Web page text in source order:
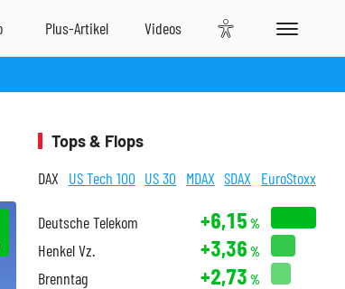
Tops & Flops
DAX US Tech 100 US 30 MDAX SDAX EuroStoxx
Deutsche Telekom +6,15 %
Henkel Vz. +3,36 %
Brenntag +2,73 %